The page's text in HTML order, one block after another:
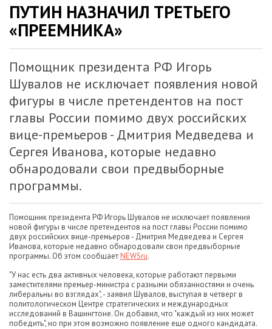
ПУТИН НАЗНАЧИЛ ТРЕТЬЕГО
«ПРЕЕМНИКА»
Помощник президента РФ Игорь
Шувалов не исключает появления новой
фигуры в числе претендентов на пост
главы России помимо двух российских
вице-премьеров - Дмитрия Медведева и
Сергея Иванова, которые недавно
обнародовали свои предвыборные
программы.
Помощник президента РФ Игорь Шувалов не исключает появления
новой фигуры в числе претендентов на пост главы России помимо
двух российских вице-премьеров - Дмитрия Медведева и Сергея
Иванова, которые недавно обнародовали свои предвыборные
программы. Об этом сообщаетNEWSru.
"У нас есть два активных человека, которые работают первыми
заместителями премьер-министра с разными обязанностями и очень
либеральны во взглядах", - заявил Шувалов, выступая в четверг в
политологическом Центре стратегических и международных
исследований в Вашингтоне. Он добавил, что "каждый из них может
победить", но при этом возможно появление еще одного кандидата.